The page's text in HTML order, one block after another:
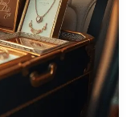
خدمات
النقل